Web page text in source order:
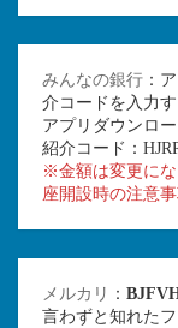
みんなの銀行 ：
介コードを入力す
アプリダウンロー
紹介コード：
※金額は変更に
座開設時の注意
メルカリ ：
言わずと知れた